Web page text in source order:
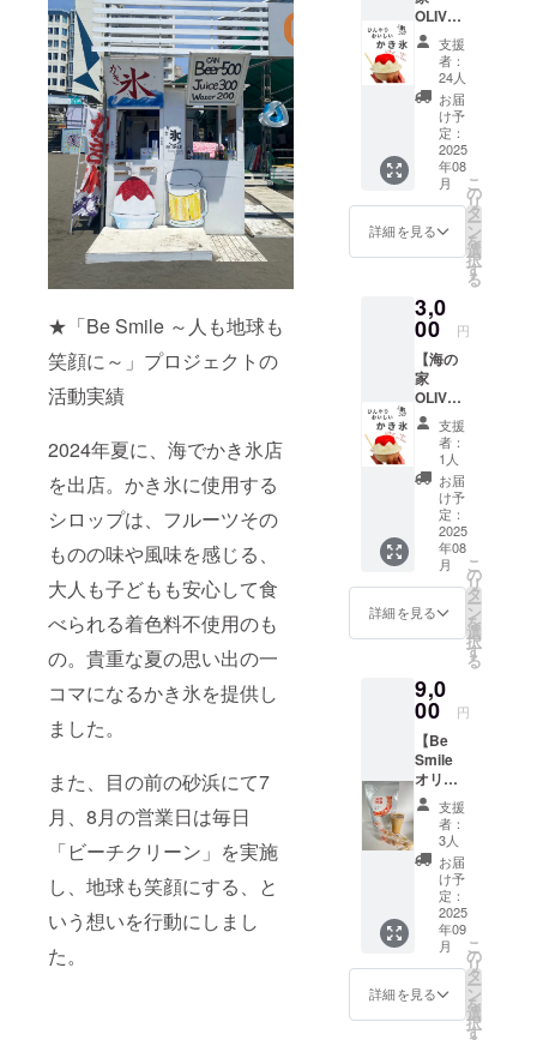
★「Be Smile ～人も地球も
笑顔に～」プロジェクトの
活動実績
2024年夏に、海でかき氷店
を出店。かき氷に使用する
シロップは、フルーツその
ものの味や風味を感じる、
大人も子どもも安心して食
べられる着色料不使用のも
の。貴重な夏の思い出の一
コマになるかき氷を提供し
ました。
また、目の前の砂浜にて7
月、8月の営業日は毎日
「ビーチクリーン」を実施
し、地球も笑顔にする、と
いう想いを行動にしまし
た。
OLIVE
で使え
るかき
氷1杯分
のチ
ケッ
ト】 ・
かき氷
を購入
いただ
けま
す。1枚
ずつの
利用が
す。 ・
現金へ
の交換
はでき
ませ
ん。お
つりは
でませ
ん。 ・
海の家
来店時
にお好
きなか
き氷と
交換い
たしま
す。店
された
チケッ
ト画面
を提示
してく
ださ
い。 ・
ビーチ
クリー
ンへの
ご協力
お願い
しま
す。 ・
有効期
間：
2025年
支援
者：
24人
お届
け予
定：
2025
年08
月
詳細を見る
こ
の
リ
タ
ー
ン
を
選
択
す
る
3,0
00 円
【海の
家
OLIVE
で使え
るかき
氷3杯分
チケッ
ト】 ・
海の家
でかき
氷を購
入いた
だけま
す。1枚
ずつの
利用が
す。 ・
現金へ
の交換
はでき
ませ
ん。お
つりは
でませ
ん。 ・
海の家
来店時
にお好
きなか
き氷と
交換い
たしま
す。店
支援
者：
1人
お届
け予
定：
2025
年08
月
詳細を見る
こ
の
リ
タ
ー
ン
を
選
択
す
る
9,0
00 円
【Be
Smile
オリジ
ナルプ
ロテイ
ン】
600g×1
容量：
600g ・
サイズ
袋）：
幅210㎜
×高さ
310㎜
支援
者：
3人
お届
け予
定：
2025
年09
月
詳細を見る
こ
の
リ
タ
ー
ン
を
選
択
す